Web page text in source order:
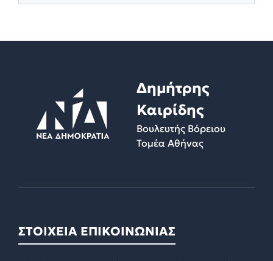
Δημήτρης
Καιρίδης
Βουλευτής Βόρειου
Τομέα Αθήνας
ΣΤΟΙΧΕΙΑ ΕΠΙΚΟΙΝΩΝΙΑΣ